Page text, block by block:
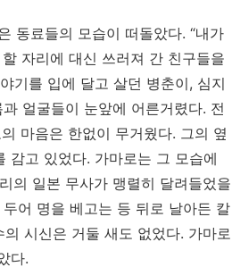
동료들의 모습이 떠돌았다. “내가
자리에 대신 쓰러져 간 친구들을
기를 입에 달고 살던 병춘이, 심지
얼굴들이 눈앞에 어른거렸다. 전
마음은 한없이 무거웠다. 그의 옆
감고 있었다. 가마로는 그 모습에
의 일본 무사가 맹렬히 달려들었을
어 명을 베고는 등 뒤로 날아든 칼
시신은 거둘 새도 없었다. 가마로
다.